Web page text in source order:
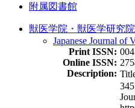
附属図書館
獣医学院・獣医学研究院
Japanese Journal of
Print ISSN:
Online ISSN:
Description: